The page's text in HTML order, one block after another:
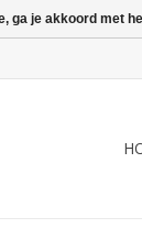
ga je akkoord met